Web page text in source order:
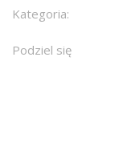
Kategoria:
Podziel się